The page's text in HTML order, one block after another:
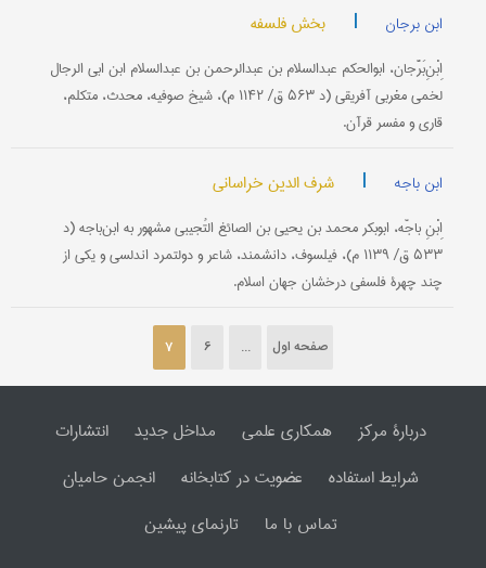
ابن برجان | بخش فلسفه
اِبْنِ‌بَرَّجان‌، ابوالحكم‌ عبدالسلام‌ بن‌ عبدالرحمن‌ بن‌ عبدالسلام‌ ابن‌ ابی‌ الرجال‌
لخمی‌ مغربی‌ آفريقی‌ (د ۵۶۳ ق‌/ ۱۱۴۲ م‌)، شيخ‌ صوفيه‌، محدث‌، متكلم‌،
قاری‌ و مفسر قرآن‌.
ابن باجه | شرف الدین خراسانی
اِبْنِ باجّه، ابوبكر محمد بن‌ يحيی‌ بن‌ الصائغ‌ التُجيبی‌ مشهور به‌ ابن‌‌باجه‌ (د
۵۳۳ ق‌/ ۱۱۳۹ م‌)، فيلسوف‌، دانشمند، شاعر و دولتمرد اندلسی‌ و يكی‌ از
چند چهرۀ فلسفی‌ درخشان‌ جهان‌ اسلام‌.
صفحه اول ...
6
7
دربارۀ مرکز همکاری علمی مداخل جدید
انتشارات
شرایط استفاده
عضویت در کتابخانه
انجمن حامیان
تماس با ما
تارنمای پیشین